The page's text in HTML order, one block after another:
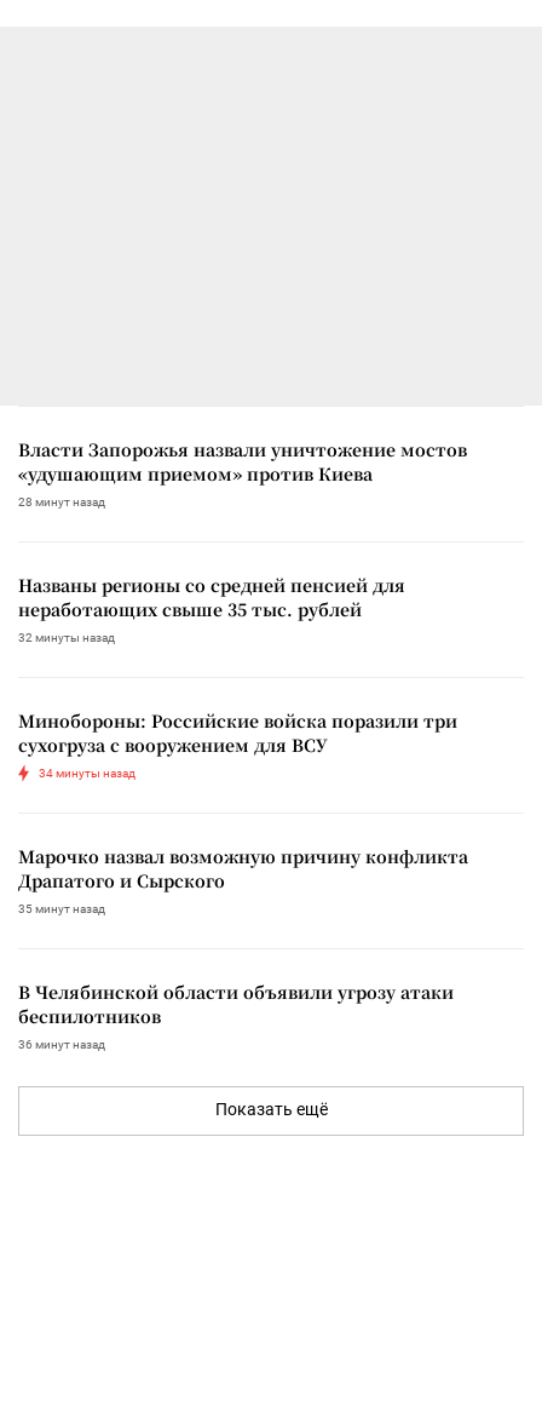
Власти Запорожья назвали уничтожение мостов
«удушающим приемом» против Киева
28 минут назад
Названы регионы со средней пенсией для
неработающих свыше 35 тыс. рублей
32 минуты назад
Минобороны: Российские войска поразили три
сухогруза с вооружением для ВСУ
34 минуты назад
Марочко назвал возможную причину конфликта
Драпатого и Сырского
35 минут назад
В Челябинской области объявили угрозу атаки
беспилотников
36 минут назад
Показать ещё